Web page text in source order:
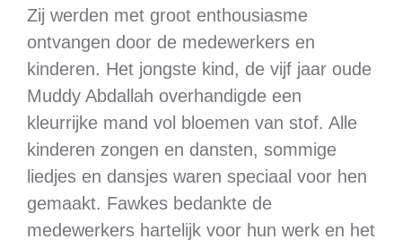
Zij werden met groot enthousiasme
ontvangen door de medewerkers en
kinderen. Het jongste kind, de vijf jaar oude
Muddy Abdallah overhandigde een
kleurrijke mand vol bloemen van stof. Alle
kinderen zongen en dansten, sommige
liedjes en dansjes waren speciaal voor hen
gemaakt. Fawkes bedankte de
medewerkers hartelijk voor hun werk en het